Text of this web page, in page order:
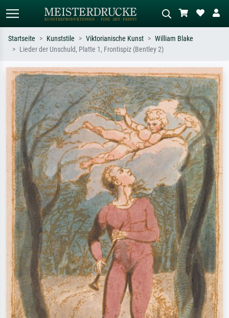
Suchen Sie nach Künstlern, Werktiteln
oder Stilen – z.B. Monet,
Sternennacht, Impressionismus, Welle
Hokusai, Akt.
Beschreiben Sie die Szene – z.B. Grüne
Wiese, Abstrakt mit viel Rot, Dunkles
Ölgemälde, Stehender Akt neben einem
Baum.
Startseite Kunststile Viktorianische Kunst
William Blake
Lieder der Unschuld, Platte 1, Frontispiz (Bentley 2)